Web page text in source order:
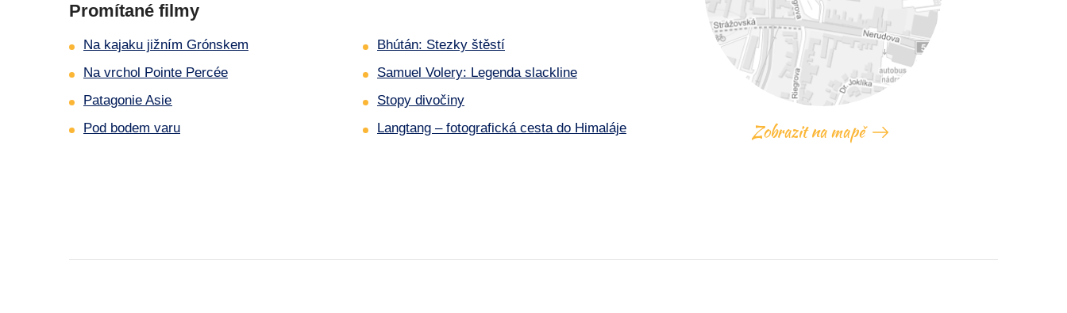
Promítané filmy
Na kajaku jižním Grónskem
Na vrchol Pointe Percée
Patagonie Asie
Pod bodem varu
Bhútán: Stezky štěstí
Samuel Volery: Legenda slackline
Stopy divočiny
Langtang – fotografická cesta do Himaláje
Zobrazit na mapě